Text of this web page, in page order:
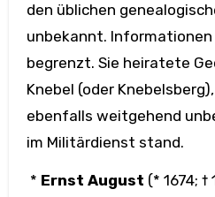
den üblichen
unbekannt.
begrenzt. Sie heiratete
Knebel (oder
ebenfalls weitgehend
im Militärdienst stand.
* Ernst August (* 1674;